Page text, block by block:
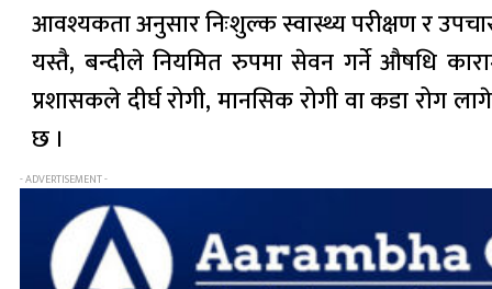
आवश्यकता अनुसार निःशुल्क स्वास्थ्य परीक्षण र
यस्तै, बन्दीले नियमित रुपमा सेवन गर्ने औषधि
प्रशासकले दीर्घ रोगी, मानसिक रोगी वा कडा रोग
छ ।
- ADVERTISEMENT -